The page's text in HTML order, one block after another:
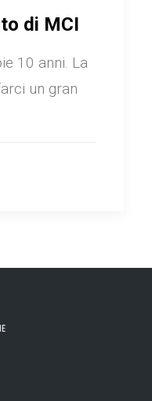
di MCI
10 anni. La
un gran